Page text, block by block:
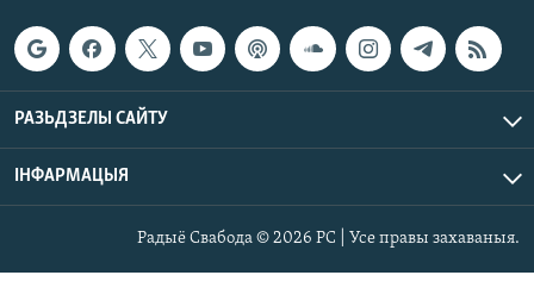
РАЗЬДЗЕЛЫ САЙТУ
ІНФАРМАЦЫЯ
Радыё Свабода © 2026 РС | Усе правы захаваныя.